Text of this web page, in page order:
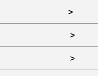
>
>
>